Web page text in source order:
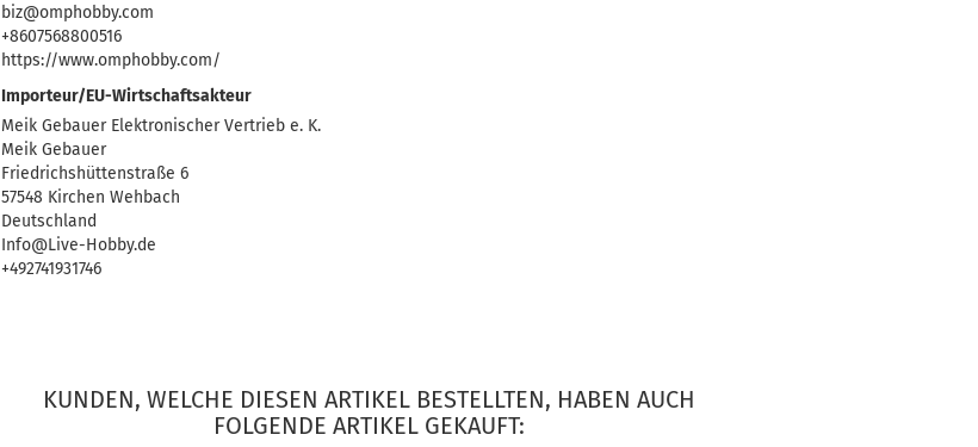
biz@omphobby.com
+8607568800516
https://www.omphobby.com/
Importeur/EU-Wirtschaftsakteur
Meik Gebauer Elektronischer Vertrieb e. K.
Meik Gebauer
Friedrichshüttenstraße 6
57548 Kirchen Wehbach
Deutschland
Info@Live-Hobby.de
+492741931746
KUNDEN, WELCHE DIESEN ARTIKEL BESTELLTEN, HABEN AUCH
FOLGENDE ARTIKEL GEKAUFT: